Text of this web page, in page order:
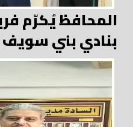
المحافظ يُكرّم
بنادي بني سويف